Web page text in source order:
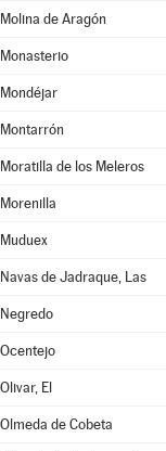
Molina de Aragón
Monasterio
Mondéjar
Montarrón
Moratilla de los Meleros
Morenilla
Muduex
Navas de Jadraque, Las
Negredo
Ocentejo
Olivar, El
Olmeda de Cobeta